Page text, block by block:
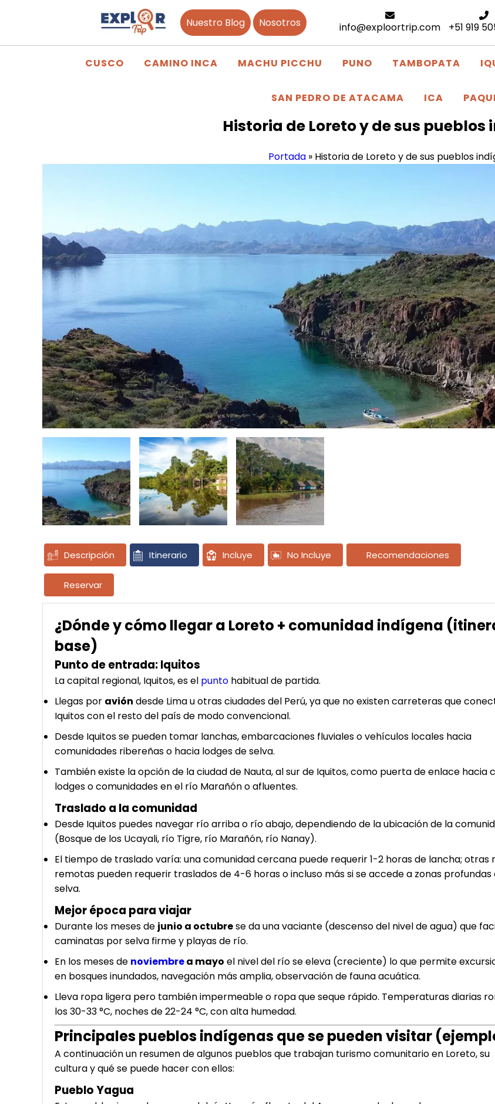
Nuestro Blog Nosotros info@exploortrip.com +51 919
CUSCO CAMINO INCA MACHU PICCHU PUNO TAMBOPATA
SAN PEDRO DE ATACAMA ICA
Historia de Loreto y de sus pueblos
Portada » Historia de Loreto y de sus pueblos
Descripción Itinerario Incluye No Incluye Recomendaciones
Reservar
¿Dónde y cómo llegar a Loreto + comunidad indígena
base)
Punto de entrada: Iquitos
La capital regional, Iquitos, es el punto habitual de partida.
Llegas por avión desde Lima u otras ciudades del Perú, ya que no existen carreteras que
Iquitos con el resto del país de modo convencional.
Desde Iquitos se pueden tomar lanchas, embarcaciones fluviales o vehículos locales hacia
comunidades ribereñas o hacia lodges de selva.
También existe la opción de la ciudad de Nauta, al sur de Iquitos, como puerta de enlace hacia
lodges o comunidades en el río Marañón o afluentes.
Traslado a la comunidad
Desde Iquitos puedes navegar río arriba o río abajo, dependiendo de la ubicación de la
(Bosque de los Ucayali, río Tigre, río Marañón, río Nanay).
El tiempo de traslado varía: una comunidad cercana puede requerir 1-2 horas de lancha; otras
remotas pueden requerir traslados de 4-6 horas o incluso más si se accede a zonas profundas
selva.
Mejor época para viajar
Durante los meses de junio a octubrese da una vaciante (descenso del nivel de agua) que
caminatas por selva firme y playas de río.
En los meses de noviembrea mayo el nivel del río se eleva (creciente) lo que permite
en bosques inundados, navegación más amplia, observación de fauna acuática.
Lleva ropa ligera pero también impermeable o ropa que seque rápido. Temperaturas diarias
los 30-33 °C, noches de 22-24 °C, con alta humedad.
Principales pueblos indígenas que se pueden visitar
A continuación un resumen de algunos pueblos que trabajan turismo comunitario en Loreto, su
cultura y qué se puede hacer con ellos:
PuebloYagua